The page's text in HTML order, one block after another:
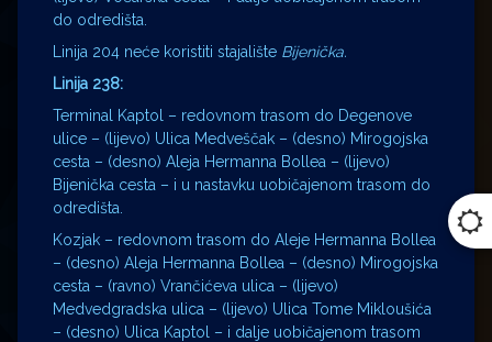
do odredišta.
Linija 204 neće koristiti stajalište Bijenička.
Linija 238:
Terminal Kaptol – redovnom trasom do Degenove
ulice – (lijevo) Ulica Medveščak – (desno) Mirogojska
cesta – (desno) Aleja Hermanna Bollea – (lijevo)
Bijenička cesta – i u nastavku uobičajenom trasom do
odredišta.
Kozjak – redovnom trasom do Aleje Hermanna Bollea
– (desno) Aleja Hermanna Bollea – (desno) Mirogojska
cesta – (ravno) Vrančićeva ulica – (lijevo)
Medvedgradska ulica – (lijevo) Ulica Tome Mikloušića
– (desno) Ulica Kaptol – i dalje uobičajenom trasom